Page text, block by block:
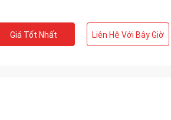
Giá Tốt Nhất Liên Hệ Với Bây Giờ